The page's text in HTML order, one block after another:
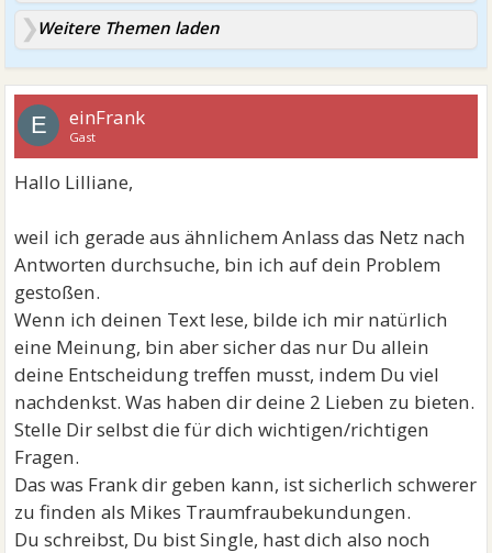
Weitere Themen laden
E einFrank
Gast
Hallo Lilliane,
weil ich gerade aus ähnlichem Anlass das Netz nach
Antworten durchsuche, bin ich auf dein Problem
gestoßen.
Wenn ich deinen Text lese, bilde ich mir natürlich
eine Meinung, bin aber sicher das nur Du allein
deine Entscheidung treffen musst, indem Du viel
nachdenkst. Was haben dir deine 2 Lieben zu bieten.
Stelle Dir selbst die für dich wichtigen/richtigen
Fragen.
Das was Frank dir geben kann, ist sicherlich schwerer
zu finden als Mikes Traumfraubekundungen.
Du schreibst, Du bist Single, hast dich also noch